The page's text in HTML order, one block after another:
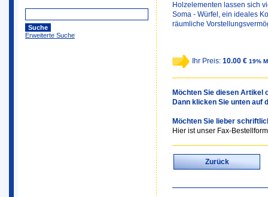
Erweiterte Suche
Holzelementen lassen sich
Soma - Würfel, ein ideales
räumliche
Ihr Preis: 10.00 € 19%
Möchten Sie diesen Artikel
Dann klicken Sie unten auf
Möchten Sie lieber
Hier ist unser Fax-
Zurück